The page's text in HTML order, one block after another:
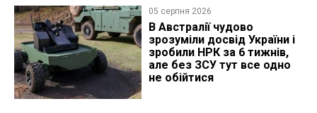
05 серпня 2026
В Австралії чудово
зрозуміли досвід України і
зробили НРК за 6 тижнів,
але без ЗСУ тут все одно
не обійтися